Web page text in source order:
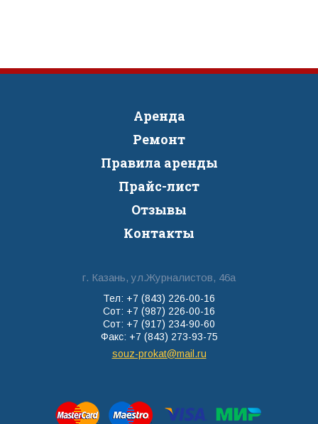
Аренда
Ремонт
Правила аренды
Прайс-лист
Отзывы
Контакты
г. Казань, ул.Журналистов, 46а
Тел: +7 (843) 226-00-16
Сот: +7 (987) 226-00-16
Сот: +7 (917) 234-90-60
Факс: +7 (843) 273-93-75
souz-prokat@mail.ru